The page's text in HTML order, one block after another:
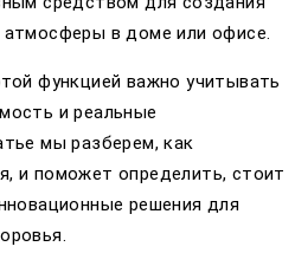
в доме или офисе.
функцией важно учитывать
и реальные
мы разберем, как
и поможет определить, стоит
решения для